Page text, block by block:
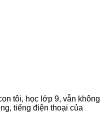
tôi, học lớp 9, vẫn không
tiếng điện thoại của